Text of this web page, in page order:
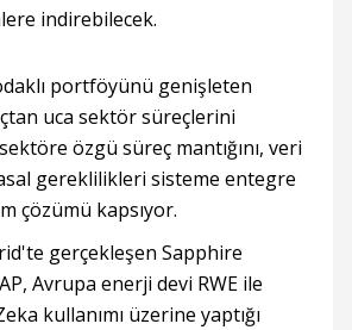
indirebilecek.
portföyünü genişleten
uca sektör süreçlerini
özgü süreç mantığını, veri
gereklilikleri sisteme entegre
çözümü kapsıyor.
gerçekleşen Sapphire
Avrupa enerji devi RWE ile
kullanımı üzerine yaptığı